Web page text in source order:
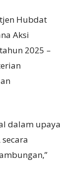
Hubdat
Aksi
2025 –
dalam upaya